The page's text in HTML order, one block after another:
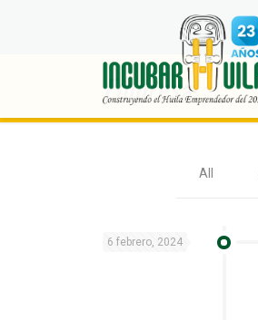
Empresa
All
6 febrero, 2024